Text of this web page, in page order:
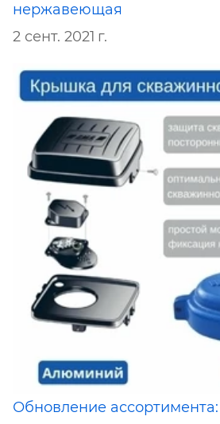
нержавеющая
2 сент. 2021 г.
Обновление